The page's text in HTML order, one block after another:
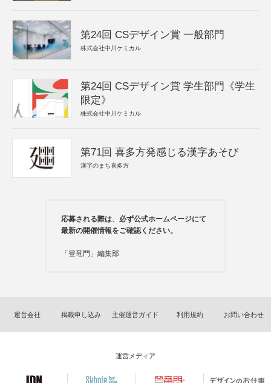
第24回 CSデザイン賞 一般部門
株式会社中川ケミカル
第24回 CSデザイン賞 学生部門《学生
限定》
株式会社中川ケミカル
第71回 喜多方発感じる漢字あそび
漢字のまち喜多方
応募される際は、必ず公式ホームページにて
最新の開催情報をご確認ください。
「登竜門」編集部
運営会社 掲載申し込み 主催運営ガイド 利用規約 お問い合わせ
運営メディア